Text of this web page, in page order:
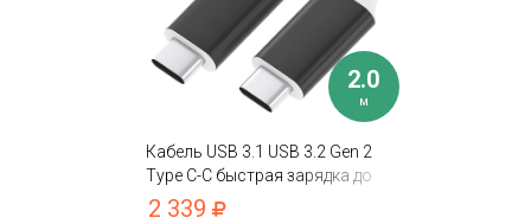
2.0
м
Кабель USB 3.1 USB 3.2 Gen 2
Type C-С быстрая зарядка до
100W/20V/5A 10 Гбит/с
2 339